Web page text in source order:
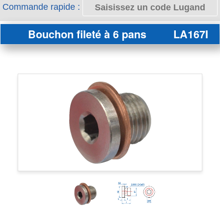
Commande rapide :
Bouchon fileté à 6 pans LA167I